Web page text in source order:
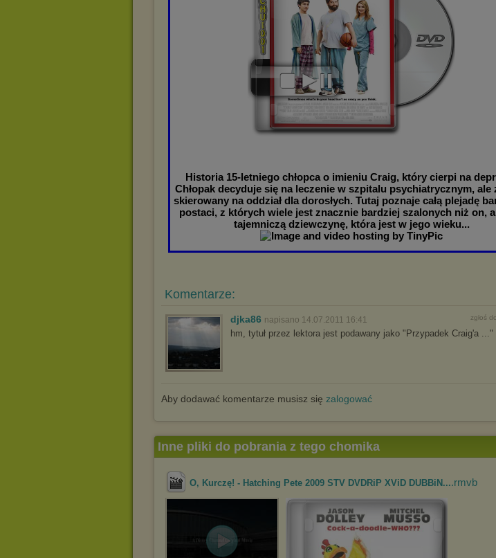
Historia 15-letniego chłopca o imieniu Craig, który cierpi na
Chłopak decyduje się na leczenie w szpitalu psychiatrycznym, ale
skierowany na oddział dla dorosłych. Tutaj poznaje całą plejadę
postaci, z których wiele jest znacznie bardziej szalonych niż on,
tajemniczą dziewczynę, która jest w jego wieku...
Komentarze:
djka86 napisano 14.07.2011 16:41 zgłoś
hm, tytuł przez lektora jest podawany jako "Przypadek Craig'a ..."
Aby dodawać komentarze musisz się zalogować
Inne pliki do pobrania z tego chomika
O, Kurczę! - Hatching Pete 2009 STV DVDRiP XViD DUBBiN....rmvb